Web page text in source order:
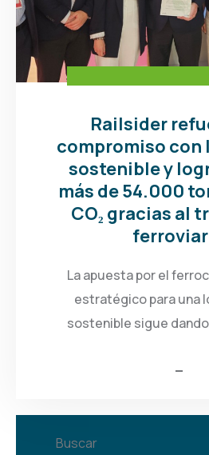
Railsider
compromiso
sostenible y
más de 54.000
CO₂ gracias al
La apuesta por el
estratégico para una
sostenible sigue
Buscar